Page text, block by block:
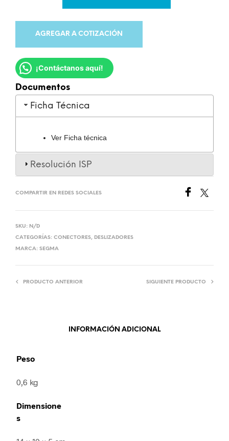
AGREGAR A COTIZACIÓN
¡Contáctanos aquí!
Documentos
Ficha Técnica
Ver Ficha técnica
Resolución ISP
COMPARTIR EN REDES SOCIALES
SKU: N/D
CATEGORÍAS: CONECTORES, DESLIZADORES
MARCA: SEGMA
PRODUCTO ANTERIOR SIGUIENTE PRODUCTO
INFORMACIÓN ADICIONAL
Peso
0,6 kg
Dimensione
s